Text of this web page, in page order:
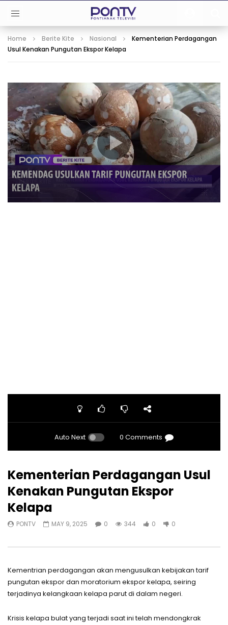
Home Berite Kite Nasional
Kementerian Perdagangan
Usul Kenakan Pungutan Ekspor Kelapa
Auto Next 0 Comments
Kementerian Perdagangan Usul
Kenakan Pungutan Ekspor
Kelapa
PONTV MAY 9, 2025 0 344 0 0
Kementrian perdagangan akan mengusulkan kebijakan tarif
pungutan ekspor dan moratorium ekspor kelapa, seiring
terjadinya kelangkaan kelapa parut di dalam negeri.
Krisis kelapa bulat yang terjadi saat ini telah mendongkrak